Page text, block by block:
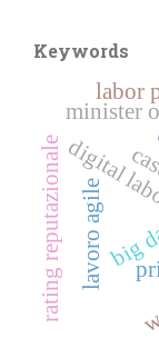
Keywords
digitalbig
minister
labor
rating reputazionalelavoro agile